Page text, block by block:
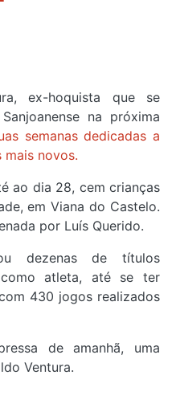
ex-hoquista que se
na próxima
semanas dedicadas a
mais novos.
ao dia 28, cem crianças
em Viana do Castelo.
por Luís Querido.
dezenas de títulos
como atleta, até se ter
430 jogos realizados
de amanhã, uma
Ventura.